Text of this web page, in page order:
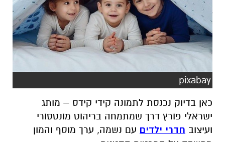
pixabay
כאן בדיוק נכנסת לתמונה קידי קידס – מותג
ישראלי פורץ דרך שמתמחה בריהוט מונטסורי
ועיצוב חדרי ילדים עם נשמה, ערך מוסף והמון